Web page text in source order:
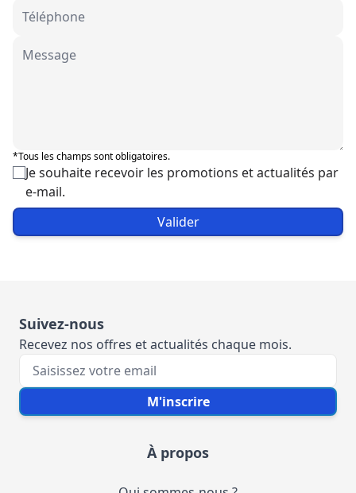
*Tous les champs sont obligatoires.
Je souhaite recevoir les promotions et actualités par
e-mail.
Valider
Suivez-nous
Recevez nos offres et actualités chaque mois.
Votre e-mail M'inscrire
À propos